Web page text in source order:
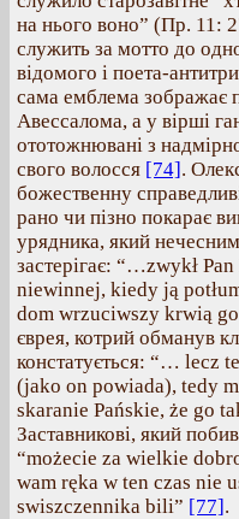
на нього воно” (Пр. 11:
служить за мотто до
відомого і поета-
сама емблема зображає
Авессалома, а у вірші
ототожнювані з
свого волосся [74].
божественну
рано чи пізно покарає
урядника, який
застерігає: “…zwykł
niewinnej, kiedy ją
dom wrzuciwszy krwią go
єврея, котрий обманув
констатується: “… lecz
(jako on powiada), tedy
skaranie Pańskie, że go
Заставникові, який
“możecie za wielkie
wam ręka w ten czas nie
swiszczennika bili” [77].